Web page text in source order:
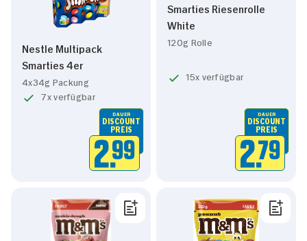
Nestle Multipack
Smarties 4er
4x34g Packung
7x verfügbar
DAUER
DISCOUNT
PREIS
2.99
Smarties Riesenrolle
White
120g Rolle
15x verfügbar
DAUER
DISCOUNT
PREIS
2.79